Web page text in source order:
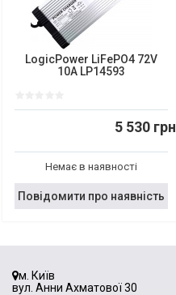
LogicPower LiFePO4 72V
10A LP14593
5 530 грн
Немає в наявності
Повідомити про наявність
м. Київ
вул. Анни Ахматової 30